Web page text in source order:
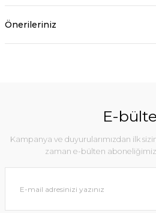
Önerileriniz
E-
Kampanya ve duyurularımızdan ilk
zaman e-bülten